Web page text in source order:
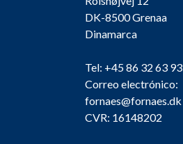
DK-8500 Grenaa
Dinamarca
Tel: +45 86 32 63 93
Correo electrónico:
fornaes@fornaes.dk
CVR: 16148202